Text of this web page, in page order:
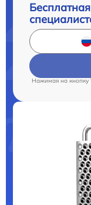
Нажимая на кнопку